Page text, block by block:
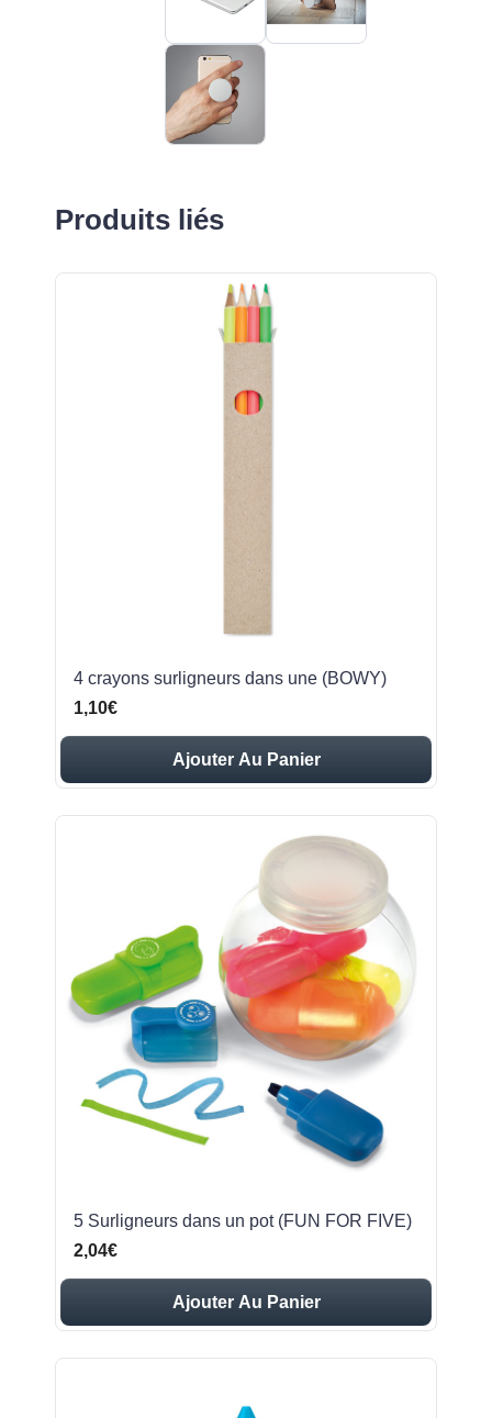
Produits liés
4 crayons surligneurs dans une (BOWY)
1,10€
Ajouter Au Panier
5 Surligneurs dans un pot (FUN FOR FIVE)
2,04€
Ajouter Au Panier